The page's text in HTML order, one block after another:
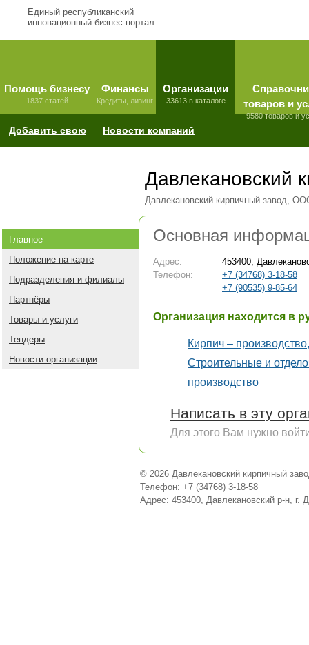
Единый республиканский
инновационный бизнес-портал
Помощь бизнесу
1837 статей
Финансы
Кредиты, лизинг
Организации
33613 в каталоге
товаров и
9580 товаров и
Добавить свою Новости компаний
Давлекановский
Давлекановский кирпичный завод,
Главное
Положение на карте
Подразделения и филиалы
Партнёры
Товары и услуги
Тендеры
Новости организации
Основная
Адрес:
453400,
Телефон:
+7 (34768) 3-18-58
+7 (90535) 9-85-64
Организация находится в
Кирпич –
Строительные и
производство
Написать в эту
Для этого Вам нужно
© 2026 Давлекановский кирпичный
Телефон: +7 (34768) 3-18-58
Адрес: 453400, Давлекановский р-н, г.